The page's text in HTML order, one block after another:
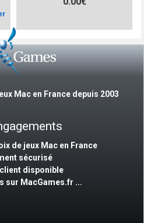
Mac en France depuis 2003
de jeux Mac en France
sécurisé
disponible
sur MacGames.fr ...